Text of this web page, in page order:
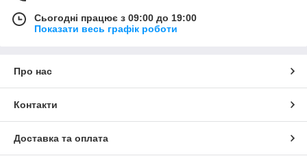
Сьогодні працює з 09:00 до 19:00
Показати весь графік роботи
Про нас
Контакти
Доставка та оплата